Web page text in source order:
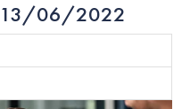
13/06/2022